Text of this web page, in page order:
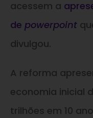
acessem a
de powerpoint
divulgou.
A reforma
economia inicial
trilhões em 10